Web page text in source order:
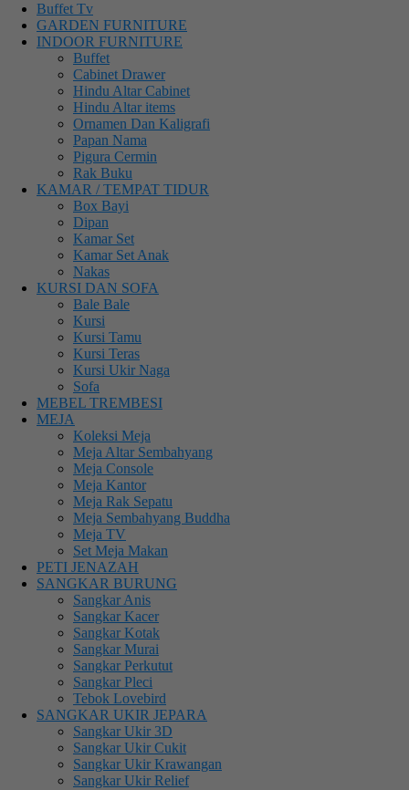
Buffet Tv
GARDEN FURNITURE
INDOOR FURNITURE
Buffet
Cabinet Drawer
Hindu Altar Cabinet
Hindu Altar items
Ornamen Dan Kaligrafi
Papan Nama
Pigura Cermin
Rak Buku
KAMAR / TEMPAT TIDUR
Box Bayi
Dipan
Kamar Set
Kamar Set Anak
Nakas
KURSI DAN SOFA
Bale Bale
Kursi
Kursi Tamu
Kursi Teras
Kursi Ukir Naga
Sofa
MEBEL TREMBESI
MEJA
Koleksi Meja
Meja Altar Sembahyang
Meja Console
Meja Kantor
Meja Rak Sepatu
Meja Sembahyang Buddha
Meja TV
Set Meja Makan
PETI JENAZAH
SANGKAR BURUNG
Sangkar Anis
Sangkar Kacer
Sangkar Kotak
Sangkar Murai
Sangkar Perkutut
Sangkar Pleci
Tebok Lovebird
SANGKAR UKIR JEPARA
Sangkar Ukir 3D
Sangkar Ukir Cukit
Sangkar Ukir Krawangan
Sangkar Ukir Relief